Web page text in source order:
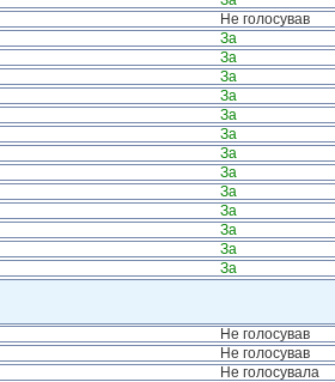
Не голосував
За
За
За
За
За
За
За
За
За
За
За
За
За
Не голосував
Не голосував
Не голосувала